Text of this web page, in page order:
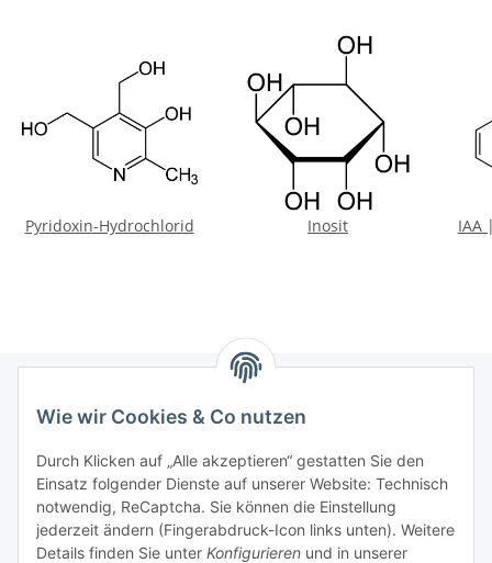
Wie wir Cookies & Co nutzen
Durch Klicken auf „Alle akzeptieren“ gestatten Sie den
Einsatz folgender Dienste auf unserer Website: Technisch
notwendig, ReCaptcha. Sie können die Einstellung
jederzeit ändern (Fingerabdruck-Icon links unten). Weitere
Details finden Sie unter Konfigurieren und in unserer
Pyridoxin-Hydrochlorid Inosit IAA
Gesetzliche Informationen
Allgemeiner Hinweis